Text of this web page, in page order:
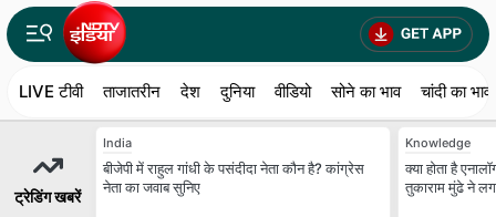
LIVE टीवी ताजातरीन देश दुनिया वीडियो सोने का भाव चांदी का भाव
ट्रेडिंग खबरें
India
बीजेपी में राहुल गांधी के पसंदीदा नेता कौन है? कांग्रेस
नेता का जवाब सुनिए
Knowledge
क्या होता है
तुकाराम मुंढे ने